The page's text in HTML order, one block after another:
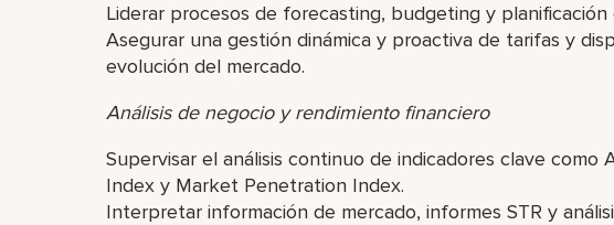
Liderar procesos de forecasting, budgeting y planificación
Asegurar una gestión dinámica y proactiva de tarifas y
evolución del mercado.
Análisis de negocio y rendimiento financiero
Supervisar el análisis continuo de indicadores clave como
Index y Market Penetration Index.
Interpretar información de mercado, informes STR y